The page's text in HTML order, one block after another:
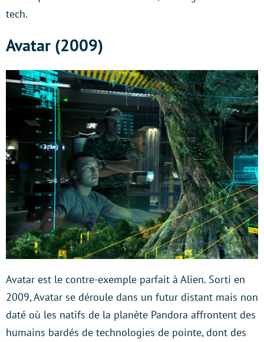
tech.
Avatar (2009)
Avatar est le contre-exemple parfait à Alien. Sorti en
2009, Avatar se déroule dans un futur distant mais non
daté où les natifs de la planète Pandora affrontent des
humains bardés de technologies de pointe, dont des